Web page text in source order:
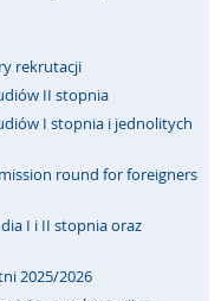
rekrutacji
II stopnia
I stopnia i jednolitych
round for foreigners
I i II stopnia oraz
2025/2026